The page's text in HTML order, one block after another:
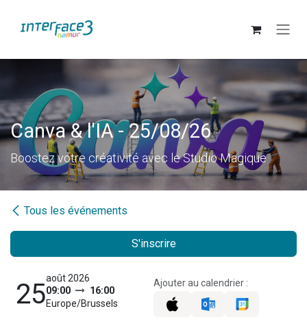
Canva & l'IA - 25/08/26
Boostez votre créativité avec le Studio Magique
Tous les événements
S'inscrire
25août 2026
09:00
16:00
Europe/Brussels
Ajouter au calendrier :